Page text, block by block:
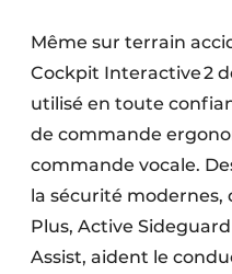
Même sur terrain
Cockpit Interactive 2
utilisé en toute
de commande
commande vocale.
la sécurité modernes,
Plus, Active
Assist, aident le